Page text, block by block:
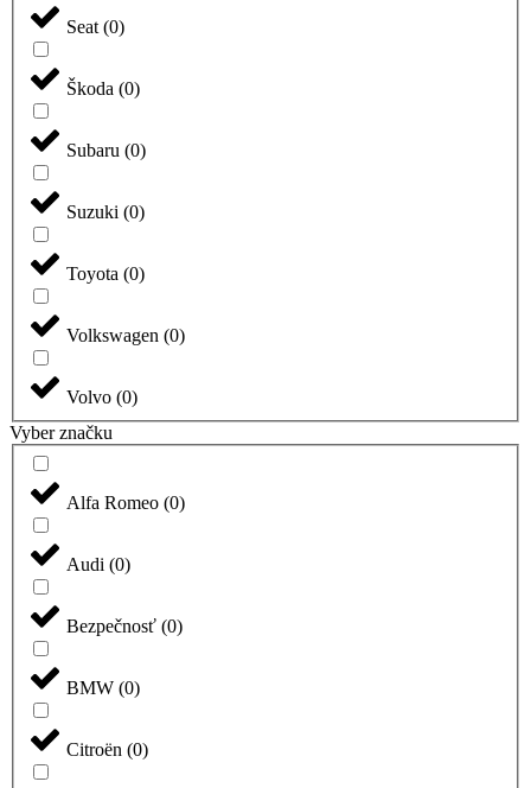
Seat (0)
Škoda (0)
Subaru (0)
Suzuki (0)
Toyota (0)
Volkswagen (0)
Volvo (0)
Vyber značku
Alfa Romeo (0)
Audi (0)
Bezpečnosť (0)
BMW (0)
Citroën (0)